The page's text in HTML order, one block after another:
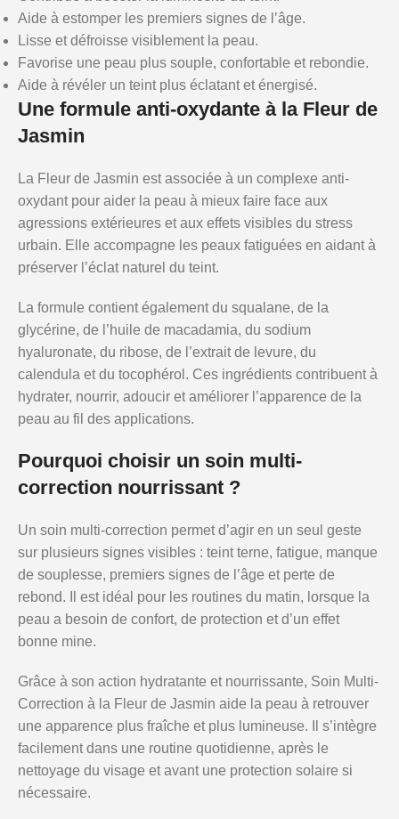
Aide à estomper les premiers signes de l’âge.
Lisse et défroisse visiblement la peau.
Favorise une peau plus souple, confortable et rebondie.
Aide à révéler un teint plus éclatant et énergisé.
Une formule anti-oxydante à la Fleur de
Jasmin
La Fleur de Jasmin est associée à un complexe anti-
oxydant pour aider la peau à mieux faire face aux
agressions extérieures et aux effets visibles du stress
urbain. Elle accompagne les peaux fatiguées en aidant à
préserver l’éclat naturel du teint.
La formule contient également du squalane, de la
glycérine, de l’huile de macadamia, du sodium
hyaluronate, du ribose, de l’extrait de levure, du
calendula et du tocophérol. Ces ingrédients contribuent à
hydrater, nourrir, adoucir et améliorer l’apparence de la
peau au fil des applications.
Pourquoi choisir un soin multi-
correction nourrissant ?
Un soin multi-correction permet d’agir en un seul geste
sur plusieurs signes visibles : teint terne, fatigue, manque
de souplesse, premiers signes de l’âge et perte de
rebond. Il est idéal pour les routines du matin, lorsque la
peau a besoin de confort, de protection et d’un effet
bonne mine.
Grâce à son action hydratante et nourrissante, Soin Multi-
Correction à la Fleur de Jasmin aide la peau à retrouver
une apparence plus fraîche et plus lumineuse. Il s’intègre
facilement dans une routine quotidienne, après le
nettoyage du visage et avant une protection solaire si
nécessaire.